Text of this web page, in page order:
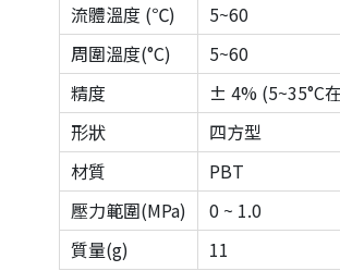
流體溫度 (℃)
5~60
周圍溫度(°C)
5~60
精度
± 4% (5~35°C
形狀
四方型
材質
PBT
壓力範圍(MPa)
0 ~ 1.0
質量(g)
11